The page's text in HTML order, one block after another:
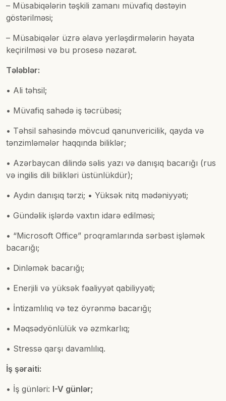
– Müsabiqələrin təşkili zamanı müvafiq dəstəyin
göstərilməsi;
– Müsabiqələr üzrə əlavə yerləşdirmələrin həyata
keçirilməsi və bu prosesə nəzarət.
Tələblər:
• Ali təhsil;
• Müvafiq sahədə iş təcrübəsi;
• Təhsil sahəsində mövcud qanunvericilik, qayda və
tənzimləmələr haqqında biliklər;
• Azərbaycan dilində səlis yazı və danışıq bacarığı (rus
və ingilis dili bilikləri üstünlükdür);
• Aydın danışıq tərzi; • Yüksək nitq mədəniyyəti;
• Gündəlik işlərdə vaxtın idarə edilməsi;
• “Microsoft Office” proqramlarında sərbəst işləmək
bacarığı;
• Dinləmək bacarığı;
• Enerjili və yüksək fəaliyyət qabiliyyəti;
• İntizamlılıq və tez öyrənmə bacarığı;
• Məqsədyönlülük və əzmkarlıq;
• Stressə qarşı davamlılıq.
İş şəraiti:
• İş günləri: I-V günlər;